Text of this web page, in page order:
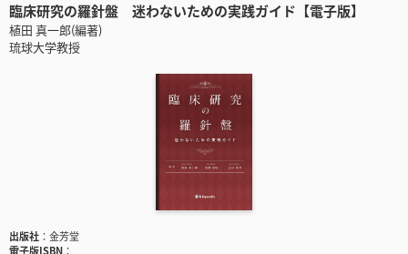
臨床研究の羅針盤 迷わないための実践ガイド【電子版】
植田 真一郎(編著)
琉球大学教授
出版社
金芳堂
電子版ISBN